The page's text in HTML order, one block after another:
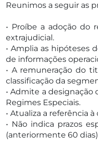
Reunimos a seguir as
• Proíbe a adoção do
extrajudicial.
• Amplia as hipóteses
de informações
• A remuneração do
classificação da
• Admite a
Regimes Especiais.
• Atualiza a referência
• Não indica prazos
(anteriormente 60